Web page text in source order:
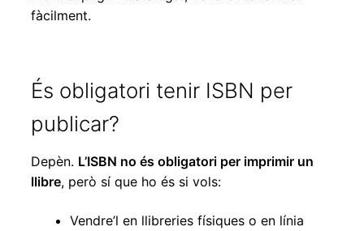
fàcilment.
És obligatori tenir ISBN per
publicar?
Depèn. L’ISBN no és obligatori per imprimir un
llibre, però sí que ho és si vols:
Vendre’l en llibreries físiques o en línia